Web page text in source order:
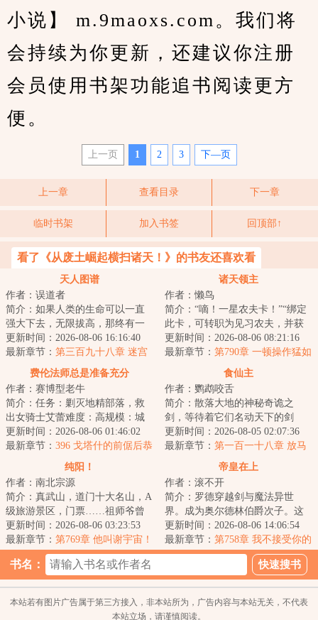
小说】 m.9maoxs.com。我们将
会持续为你更新，还建议你注册
会员使用书架功能追书阅读更方
便。
上一页 1 2 3 下—页
上一章 查看目录 下一章
临时书架 加入书签 回顶部↑
看了《从废土崛起横扫诸天！》的书友还喜欢看
天人图谱
作者：误道者
简介：如果人类的生命可以一直
强大下去，无限拔高，那终有一
日能与天相接！...
更新时间：2026-08-06 16:16:40
最新章节： 第三百九十八章 迷宫
引长灯
诸天领主
作者：懒鸟
简介：“嘀！一星农夫卡！”“绑定
此卡，可转职为见习农夫，并获
得职业天赋所耕种的土地肥沃度
被动增加%...
更新时间：2026-08-06 08:21:16
最新章节： 第790章 一顿操作猛如
费伦法师总是准备充分
作者：赛博型老牛
简介：任务：剿灭地精部落，救
出女骑士艾蕾难度：高规模：城
邦级当前成功率：%基础奖励：智
力属性提示：...
更新时间：2026-08-06 01:46:02
最新章节： 396 戈塔什的前倨后恭
食仙主
作者：鹦鹉咬舌
简介：散落大地的神秘奇诡之
剑，等待着它们名动天下的剑
主。谁人又能勘悟流传万古的奇
术绝经？长安百坊间...
更新时间：2026-08-05 02:07:36
最新章节： 第一百一十八章 放马
纯阳！
作者：南北宗源
简介：真武山，道门十大名山，A
级旅游景区，门票……祖师爷曾
预言：真武传道七十三，因凡应
劫后人参。“...
更新时间：2026-08-06 03:23:53
最新章节： 第769章 他叫谢宇宙！
帝皇在上
作者：滚不开
简介：罗德穿越剑与魔法异世
界。成为奥尔德林伯爵次子。这
个世界异族林立，高地的蛮族、
御兽的荒原人，甚...
更新时间：2026-08-06 14:06:54
最新章节： 第758章 我不接受你的
投降
书名：
本站若有图片广告属于第三方接入，非本站所为，广告内容与本站无关，不代表
本站立场，请谨慎阅读。